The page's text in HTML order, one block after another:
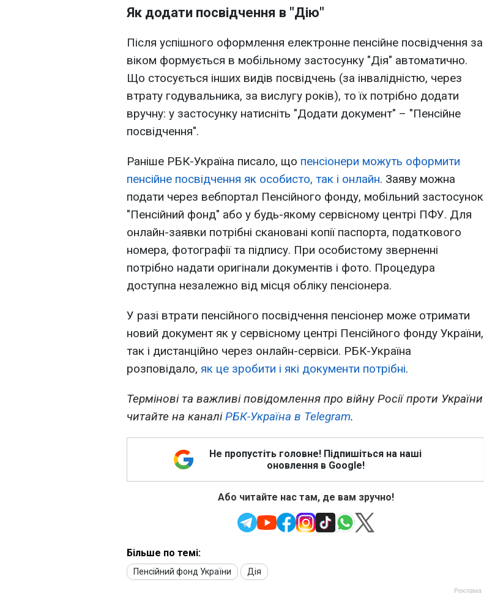
Як додати посвідчення в "Дію"
Після успішного оформлення електронне пенсійне посвідчення за
віком формується в мобільному застосунку "Дія" автоматично.
Що стосується інших видів посвідчень (за інвалідністю, через
втрату годувальника, за вислугу років), то їх потрібно додати
вручну: у застосунку натисніть "Додати документ" – "Пенсійне
посвідчення".
Раніше РБК-Україна писало, що пенсіонери можуть оформити
пенсійне посвідчення як особисто, так і онлайн. Заяву можна
подати через вебпортал Пенсійного фонду, мобільний застосунок
"Пенсійний фонд" або у будь-якому сервісному центрі ПФУ. Для
онлайн-заявки потрібні скановані копії паспорта, податкового
номера, фотографії та підпису. При особистому зверненні
потрібно надати оригінали документів і фото. Процедура
доступна незалежно від місця обліку пенсіонера.
У разі втрати пенсійного посвідчення пенсіонер може отримати
новий документ як у сервісному центрі Пенсійного фонду України,
так і дистанційно через онлайн-сервіси. РБК-Україна
розповідало, як це зробити і які документи потрібні.
Термінові та важливі повідомлення про війну Росії проти України
читайте на каналіРБК-Україна в Telegram.
Не пропустіть головне! Підпишіться на наші
оновлення в Google!
Або читайте нас там, де вам зручно!
Більше по темі:
Пенсійний фонд України Дія